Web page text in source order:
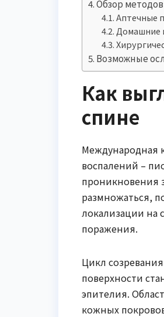
Обзор
Аптечные
Домашние
Возможные
Как
спине
Международная
воспалений –
проникновения
размножаться,
локализации на
поражения.
Цикл
поверхности
эпителия.
кожных